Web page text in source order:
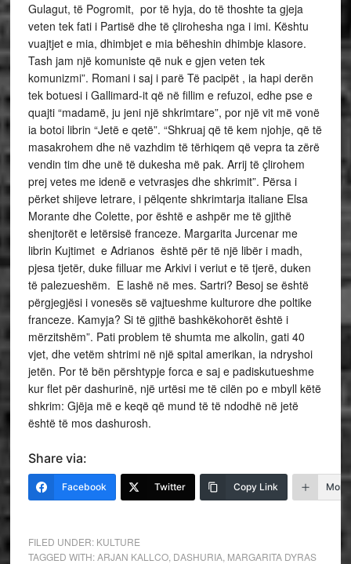
Gulagut, të Pogromit, por të hyja, do të thoshte ta gjeja
veten tek fati i Partisë dhe të çlirohesha nga i imi. Kështu
vuajtjet e mia, dhimbjet e mia bëheshin dhimbje klasore.
Tash jam një komuniste që nuk e gjen veten tek
komunizmi”. Romani i saj i parë Të pacipët , ia hapi derën
tek botuesi i Gallimard-it që në fillim e refuzoi, edhe pse e
quajti “madamë, ju jeni një shkrimtare”, por një vit më vonë
ia botoi librin “Jetë e qetë”. “Shkruaj që të kem njohje, që të
masakrohem dhe në vazhdim të tërhiqem që vepra ta zërë
vendin tim dhe unë të dukesha më pak. Arrij të çlirohem
prej vetes me idenë e vetvrasjes dhe shkrimit”. Përsa i
përket shijeve letrare, i pëlqente shkrimtarja italiane Elsa
Morante dhe Colette, por është e ashpër me të gjithë
shenjtorët e letërsisë franceze. Margarita Jurcenar me
librin Kujtimet e Adrianos është për të një libër i madh,
pjesa tjetër, duke filluar me Arkivi i veriut e të tjerë, duken
të palezueshëm. E lashë në mes. Sartri? Besoj se është
përgjegjësi i vonesës së vajtueshme kulturore dhe poltike
franceze. Kamyja? Si të gjithë bashkëkohorët është i
mërzitshëm”. Pati problem të shumta me alkolin, gati 40
vjet, dhe vetëm shtrimi në një spital amerikan, ia ndryshoi
jetën. Por të bën përshtypje forca e saj e padiskutueshme
kur flet për dashurinë, një urtësi me të cilën po e mbyll këtë
shkrim: Gjëja më e keqë që mund të të ndodhë në jetë
është të mos dashurosh.
Share via:
Facebook Twitter Copy Link More
FILED UNDER: KULTURE
TAGGED WITH:ARJAN KALLCO, DASHURIA, MARGARITA DYRAS